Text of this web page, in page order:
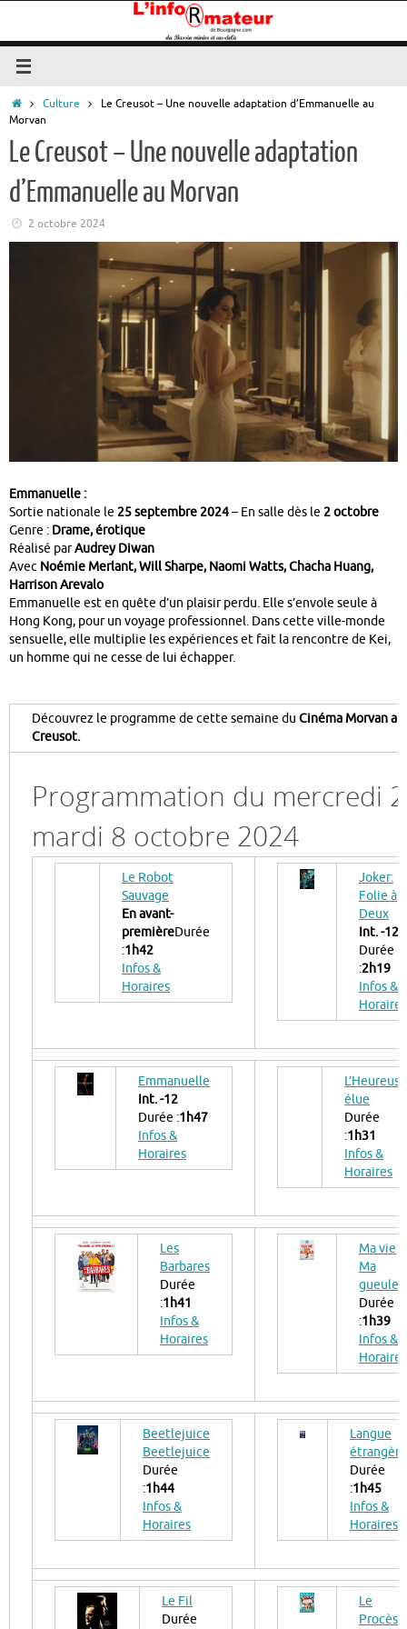
contenu
Accueil
Culture
Le Creusot – Une nouvelle adaptation d’Emmanuelle au
Morvan
Le Creusot – Une nouvelle adaptation
d’Emmanuelle au Morvan
2 octobre 2024
Emmanuelle :
Sortie nationale le 25 septembre 2024– En salle dès le 2 octobre
Genre : Drame, érotique
Réalisé parAudrey Diwan
Avec Noémie Merlant, Will Sharpe, Naomi Watts, Chacha Huang,
Harrison Arevalo
Emmanuelle est en quête d’un plaisir perdu. Elle s’envole seule à
Hong Kong, pour un voyage professionnel. Dans cette ville-monde
sensuelle, elle multiplie les expériences et fait la rencontre de Kei,
un homme qui ne cesse de lui échapper.
Découvrez le programme de cette semaine du Cinéma Morvan au
Creusot.
Programmation du mercredi
mardi 8 octobre 2024
Le Robot
Sauvage
En avant-
premièreDurée
:1h42
Infos &
Horaires
Joker:
Folie à
Deux
Int. -12
Durée
:2h19
Infos &
Horaires
Emmanuelle
Int. -12
Durée :1h47
Infos &
Horaires
L’Heureuse
élue
Durée
:1h31
Infos &
Horaires
Les
Barbares
Durée
:1h41
Infos &
Horaires
Ma vie
Ma
gueule
Durée
:1h39
Infos &
Horaires
Beetlejuice
Beetlejuice
Durée
:1h44
Infos &
Horaires
Langue
étrangère
Durée
:1h45
Infos &
Horaires
Le Fil
Durée
Le
Procès